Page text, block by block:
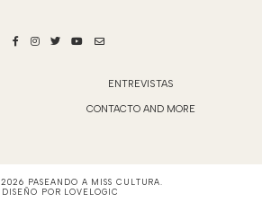
ENTREVISTAS
CONTACTO AND MORE
2026 PASEANDO A MISS CULTURA
DISEÑO POR LOVELOGIC